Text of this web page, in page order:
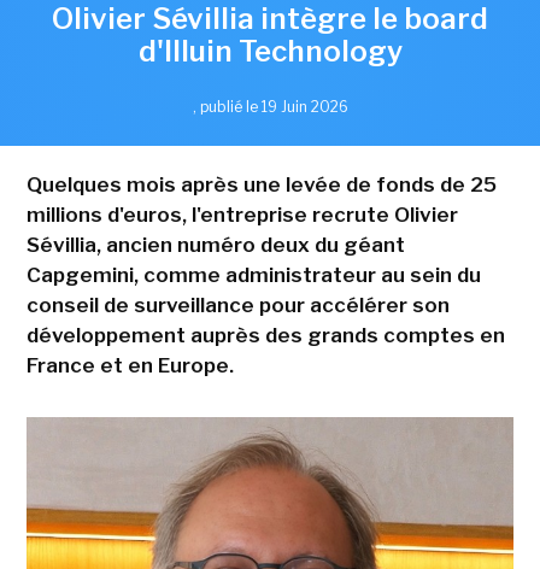
Olivier Sévillia intègre le board
d'Illuin Technology
, publié le 19 Juin 2026
Quelques mois après une levée de fonds de 25
millions d'euros, l'entreprise recrute Olivier
Sévillia, ancien numéro deux du géant
Capgemini, comme administrateur au sein du
conseil de surveillance pour accélérer son
développement auprès des grands comptes en
France et en Europe.